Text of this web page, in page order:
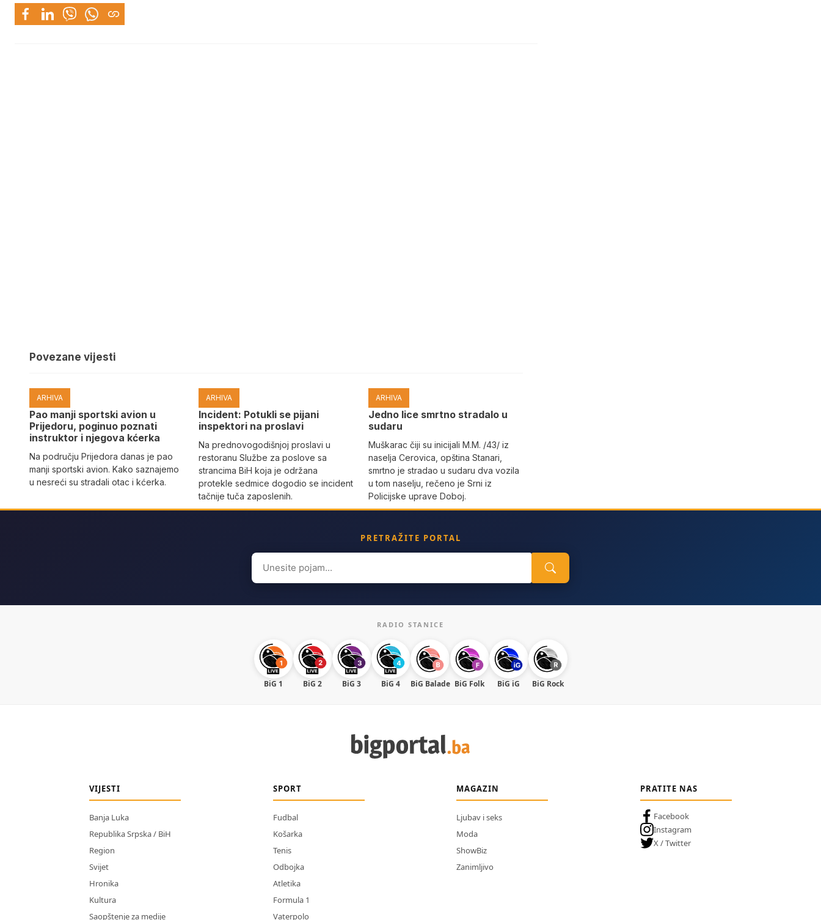
Povezane vijesti
ARHIVA
Pao manji sportski avion u
Prijedoru, poginuo poznati
instruktor i njegova kćerka
Na području Prijedora danas je pao
manji sportski avion. Kako saznajemo
u nesreći su stradali otac i kćerka.
ARHIVA
Incident: Potukli se pijani
inspektori na proslavi
Na prednovogodišnjoj proslavi u
restoranu Službe za poslove sa
strancima BiH koja je održana
protekle sedmice dogodio se incident
tačnije tuča zaposlenih.
ARHIVA
Јedno lice smrtno stradalo u
sudaru
Muškarac čiji su inicijali M.M. /43/ iz
naselja Cerovica, opština Stanari,
smrtno je stradao u sudaru dva vozila
u tom naselju, rečeno je Srni iz
Policijske uprave Doboj.
PRETRAŽITE PORTAL
Search
for:
RADIO STANICE
BiG 1 BiG 2 BiG 3 BiG 4 BiG Balade BiG Folk BiG iG BiG Rock
VIJESTI
Banja Luka
Republika Srpska / BiH
Region
Svijet
Hronika
Kultura
Saopštenje za medije
SPORT
Fudbal
Košarka
Tenis
Odbojka
Atletika
Formula 1
Vaterpolo
MAGAZIN
Ljubav i seks
Moda
ShowBiz
Zanimljivo
PRATITE NAS
Facebook
Instagram
X / Twitter